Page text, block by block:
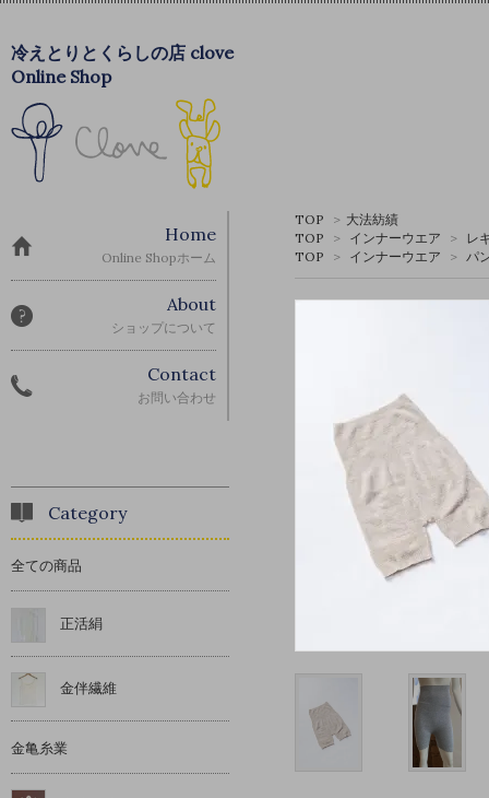
冷えとりとくらしの店 clove
Online Shop
TOP > 大法紡績
TOP
> インナーウエア >
レ
TOP
> インナーウエア > パ
Home
Online Shopホーム
About
ショップについて
Contact
お問い合わせ
Category
全ての商品
正活絹
金伴繊維
金亀糸業